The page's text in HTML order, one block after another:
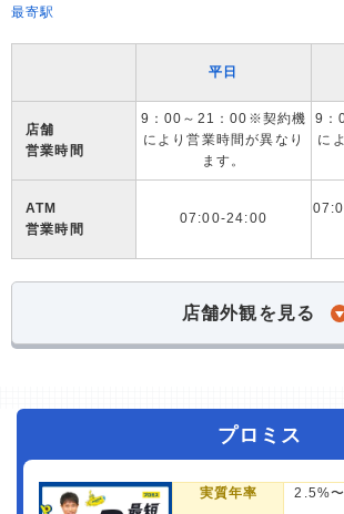
最寄駅
平日
店舗
営業時間
9：00～21：00※契約機
により営業時間が異なり
ます。
9：
に
ATM
営業時間
07:00-24:00
店舗外観を見る
プロミス
実質年率 2.5%